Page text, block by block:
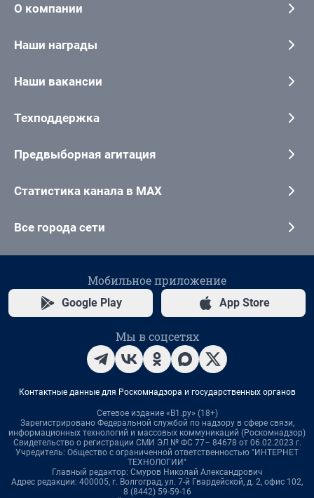
О компании
Наши награды
Наши вакансии
Техподдержка
Предвыборная агитация
Статистика канала в MAX
Все города сети
Мобильное приложение
Google Play App Store
Мы в соцсетях
Контактные данные для Роскомнадзора и государственных органов
Сетевое издание «В1.ру» (18+)
Зарегистрировано Федеральной службой по надзору в сфере связи,
информационных технологий и массовых коммуникаций (Роскомнадзор)
Свидетельство о регистрации СМИ ЭЛ № ФС 77– 84678 от 06.02.2023 г.
Учредитель: Общество с ограниченной ответственностью "ИНТЕРНЕТ
ТЕХНОЛОГИИ"
Главный редактор: Смуров Николай Александрович
Адрес редакции: 400005, г. Волгоград, ул. 7-й Гвардейской, д. 2, офис 102,
8 (8442) 59-59-16